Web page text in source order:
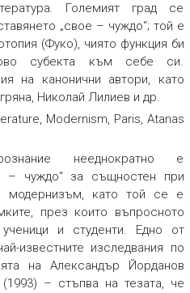
Големият град се
„свое – чуждо“; той е
(Фуко), чиято функция би
субекта към себе си.
на канонични автори, като
Николай Лилиев и др.
Modernism, Paris, Atanas
нееднократно е
– чуждо“ за същностен при
модернизъм, като той се е
през които въпросното
и студенти. Едно от
известните изследвания по
на Александър Йорданов
– стъпва на тезата, че